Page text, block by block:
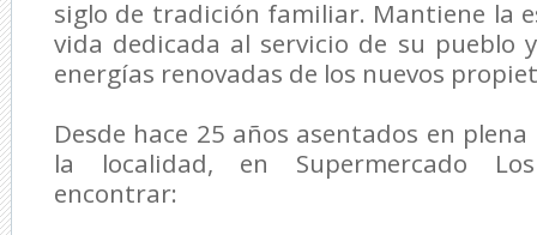
siglo de tradición familiar. Mantiene la
vida dedicada al servicio de su pueblo
energías renovadas de los nuevos
Desde hace 25 años asentados en plena
la localidad, en Supermercado
encontrar: